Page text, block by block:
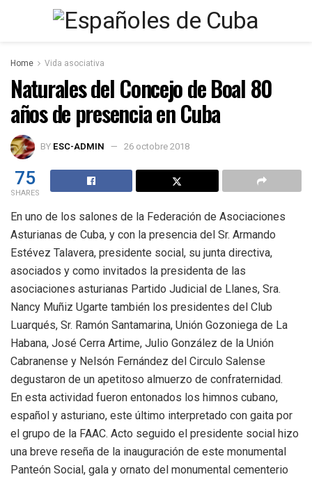
Home Vida asociativa
Naturales del Concejo de Boal 80
años de presencia en Cuba
BY ESC-ADMIN 26 octobre 2018
75
SHARES
En uno de los salones de la Federación de Asociaciones
Asturianas de Cuba, y con la presencia del Sr. Armando
Estévez Talavera, presidente social, su junta directiva,
asociados y como invitados la presidenta de las
asociaciones asturianas Partido Judicial de Llanes, Sra.
Nancy Muñiz Ugarte también los presidentes del Club
Luarqués, Sr. Ramón Santamarina, Unión Gozoniega de La
Habana, José Cerra Artime, Julio González de la Unión
Cabranense y Nelsón Fernández del Circulo Salense
degustaron de un apetitoso almuerzo de confraternidad.
En esta actividad fueron entonados los himnos cubano,
español y asturiano, este último interpretado con gaita por
el grupo de la FAAC. Acto seguido el presidente social hizo
una breve reseña de la inauguración de este monumental
Panteón Social, gala y ornato del monumental cementerio